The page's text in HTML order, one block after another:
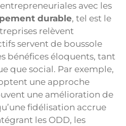
avec les
durable, tel est le
relèvent
servent de boussole
bénéfices éloquents, tant
que social. Par exemple,
une approche
une amélioration de
fidélisation accrue
les ODD, les